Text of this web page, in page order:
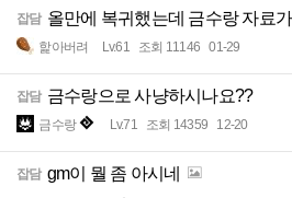
잡담 올만에 복귀했는데 금수랑 자료
핥아버려 Lv.61 조회 11146 01-29
잡담 금수랑으로 사냥하시나요??
금수랑 Lv.71 조회 14359 12-20
잡담 gm이 뭘 좀 아시네